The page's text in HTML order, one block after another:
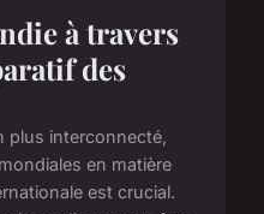
à travers
des
plus interconnecté,
en matière
est crucial.